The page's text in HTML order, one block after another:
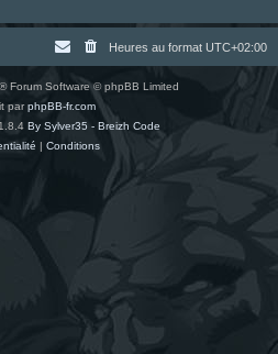
Heures au format UTC+02:00
® Forum Software © phpBB Limited
parphpBB-fr.com
By Sylver35 - Breizh Code
| Conditions